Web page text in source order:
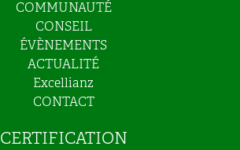
COMMUNAUTÉ
CONSEIL
ÉVÈNEMENTS
ACTUALITÉ
Excellianz
CONTACT
CERTIFICATION